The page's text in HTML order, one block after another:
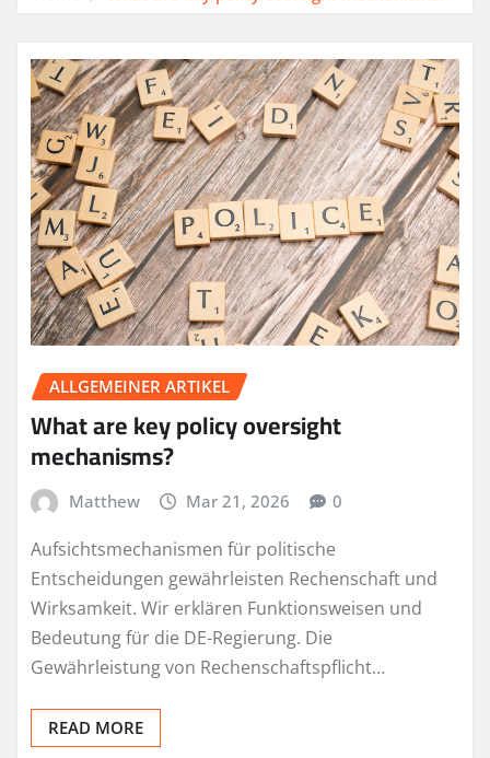
ALLGEMEINER ARTIKEL
What are key policy oversight
mechanisms?
Matthew Mar 21, 2026 0
Aufsichtsmechanismen für politische
Entscheidungen gewährleisten Rechenschaft und
Wirksamkeit. Wir erklären Funktionsweisen und
Bedeutung für die DE-Regierung. Die
Gewährleistung von Rechenschaftspflicht…
READ MORE